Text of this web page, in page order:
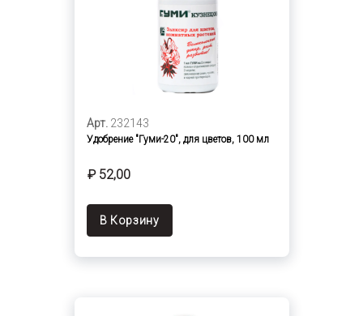
Арт. 232143
Удобрение "Гуми-20", для цветов, 100 мл
₽ 52,00
В Корзину